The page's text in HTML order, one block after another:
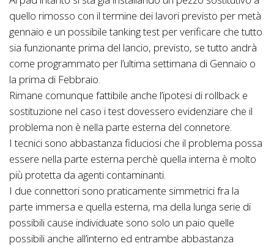
quello rimosso con il termine dei lavori previsto per metà
gennaio e un possibile tanking test per verificare che tutto
sia funzionante prima del lancio, previsto, se tutto andrà
come programmato per l’ultima settimana di Gennaio o
la prima di Febbraio.
Rimane comunque fattibile anche l’ipotesi di rollback e
sostituzione nel caso i test dovessero evidenziare che il
problema non è nella parte esterna del connetore.
I tecnici sono abbastanza fiduciosi che il problema possa
essere nella parte esterna perchè quella interna è molto
più protetta da agenti contaminanti.
I due connettori sono praticamente simmetrici fra la
parte immersa e quella esterna, ma della lunga serie di
possibili cause individuate sono solo un paio quelle
possibili anche all’interno ed entrambe abbastanza